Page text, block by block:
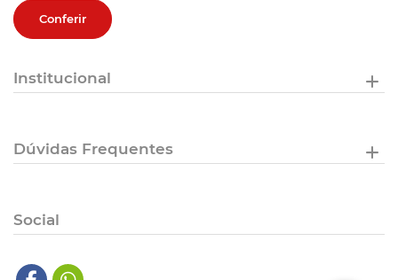
Conferir
Institucional
Dúvidas Frequentes
Social